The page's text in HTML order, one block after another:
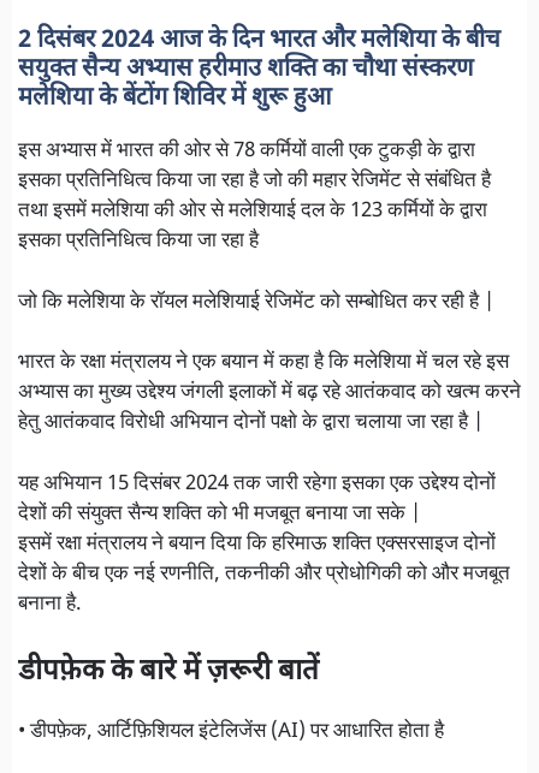
2 दिसंबर 2024 आज के दिन भारत और मलेशिया के बीच
सयुक्त सैन्य अभ्यास हरीमाउ शक्ति का चौथा संस्करण
मलेशिया के बेंटोंग शिविर में शुरू हुआ
इस अभ्यास में भारत की ओर से 78 कर्मियों वाली एक टुकड़ी के द्वारा
इसका प्रतिनिधित्व किया जा रहा है जो की महार रेजिमेंट से संबंधित है
तथा इसमें मलेशिया की ओर से मलेशियाई दल के 123 कर्मियों के द्वारा
इसका प्रतिनिधित्व किया जा रहा है
जो कि मलेशिया के रॉयल मलेशियाई रेजिमेंट को सम्बोधित कर रही है |
भारत के रक्षा मंत्रालय ने एक बयान में कहा है कि मलेशिया में चल रहे इस
अभ्यास का मुख्य उद्देश्य जंगली इलाकों में बढ़ रहे आतंकवाद को खत्म करने
हेतु आतंकवाद विरोधी अभियान दोनों पक्षाे के द्वारा चलाया जा रहा है |
यह अभियान 15 दिसंबर 2024 तक जारी रहेगा इसका एक उद्देश्य दोनों
देशों की संयुक्त सैन्य शक्ति को भी मजबूत बनाया जा सके |
इसमें रक्षा मंत्रालय ने बयान दिया कि हरिमाऊ शक्ति एक्सरसाइज दोनों
देशों के बीच एक नई रणनीति, तकनीकी और प्रोधोगिकी को और मजबूत
बनाना है.
डीपफ़ेक के बारे में ज़रूरी बातें
• डीपफ़ेक, आर्टिफ़िशियल इंटेलिजेंस (AI) पर आधारित होता है